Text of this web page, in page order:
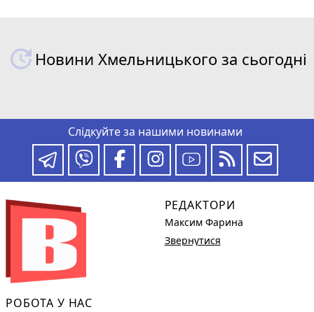
Новини Хмельницького за сьогодні
Слідкуйте за нашими новинами
РОБОТА У НАС
РЕДАКТОРИ
Максим Фарина
Звернутися